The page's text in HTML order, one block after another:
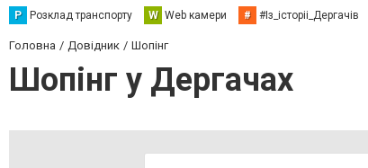
Р Розклад транспорту W Web камери # #Із_історіі_Дергачів
Головна Довідник Шопінг
Шопінг у Дергачах